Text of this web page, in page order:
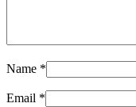
Name *
Email *